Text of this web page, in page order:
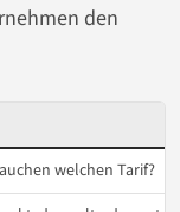
den
welchen Tarif?